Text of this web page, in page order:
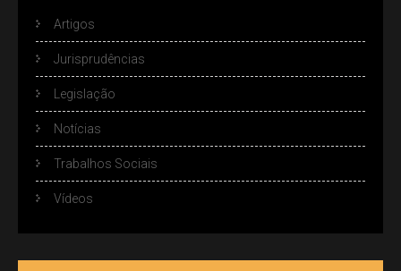
Artigos
Jurisprudências
Legislação
Notícias
Trabalhos Sociais
Vídeos